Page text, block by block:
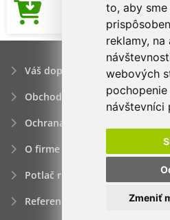
to, aby
reklamy, na
webových
návštevníci
Zmeniť
Váš dopyt
Obchodné podmienky
Ochrana osobných údajov
O firme
Potlač reklamných predmetov
Referencie